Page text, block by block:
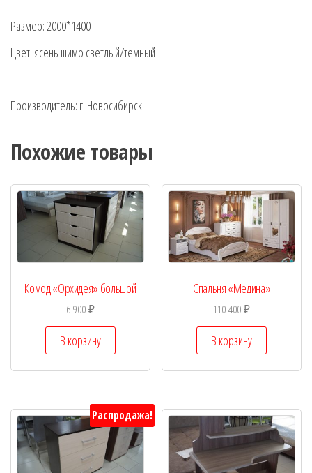
Размер: 2000*1400
Цвет: ясень шимо светлый/темный
Производитель: г. Новосибирск
Похожие товары
Комод «Орхидея» большой
6 900₽
В корзину
Спальня «Медина»
110 400₽
В корзину
Распродажа!